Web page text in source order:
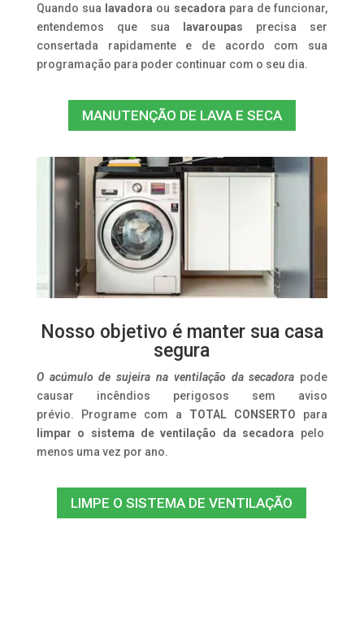
Quando sua lavadora ou secadora para de funcionar,
entendemos que sua lavaroupas precisa ser
consertada rapidamente e de acordo com sua
programação para poder continuar com o seu dia.
MANUTENÇÃO DE LAVA E SECA
Nosso objetivo é manter sua casa
segura
O acúmulo de sujeira na ventilação da secadora pode
causar incêndios perigosos sem aviso
prévio. Programe com a TOTAL CONSERTO para
limpar o sistema de ventilação da secadora pelo
menos uma vez por ano.
LIMPE O SISTEMA DE VENTILAÇÃO